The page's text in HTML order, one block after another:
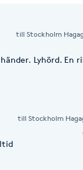
till Stockholm
Lyhörd. En
till Stockholm